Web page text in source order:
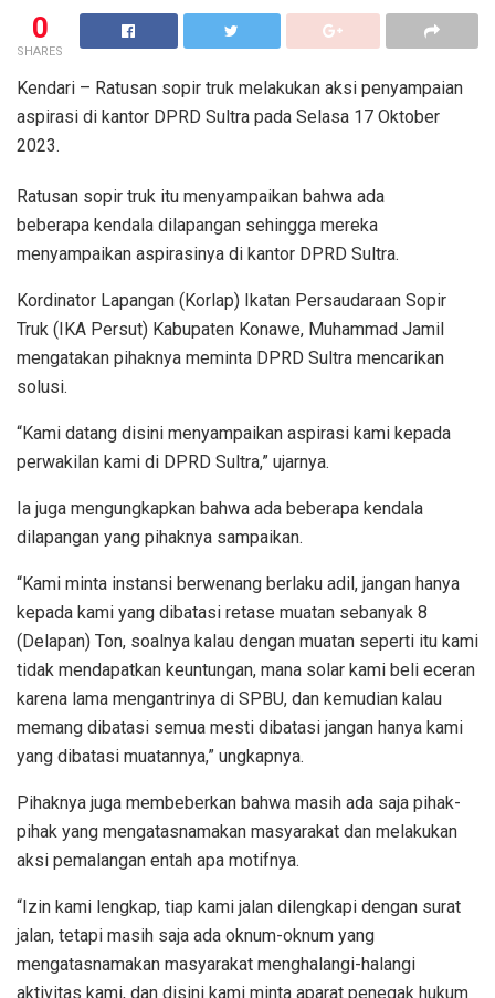
0
SHARES
Kendari – Ratusan sopir truk melakukan aksi penyampaian
aspirasi di kantor DPRD Sultra pada Selasa 17 Oktober
2023.
Ratusan sopir truk itu menyampaikan bahwa ada
beberapa kendala dilapangan sehingga mereka
menyampaikan aspirasinya di kantor DPRD Sultra.
Kordinator Lapangan (Korlap) Ikatan Persaudaraan Sopir
Truk (IKA Persut) Kabupaten Konawe, Muhammad Jamil
mengatakan pihaknya meminta DPRD Sultra mencarikan
solusi.
“Kami datang disini menyampaikan aspirasi kami kepada
perwakilan kami di DPRD Sultra,” ujarnya.
Ia juga mengungkapkan bahwa ada beberapa kendala
dilapangan yang pihaknya sampaikan.
“Kami minta instansi berwenang berlaku adil, jangan hanya
kepada kami yang dibatasi retase muatan sebanyak 8
(Delapan) Ton, soalnya kalau dengan muatan seperti itu kami
tidak mendapatkan keuntungan, mana solar kami beli eceran
karena lama mengantrinya di SPBU, dan kemudian kalau
memang dibatasi semua mesti dibatasi jangan hanya kami
yang dibatasi muatannya,” ungkapnya.
Pihaknya juga membeberkan bahwa masih ada saja pihak-
pihak yang mengatasnamakan masyarakat dan melakukan
aksi pemalangan entah apa motifnya.
“Izin kami lengkap, tiap kami jalan dilengkapi dengan surat
jalan, tetapi masih saja ada oknum-oknum yang
mengatasnamakan masyarakat menghalangi-halangi
aktivitas kami, dan disini kami minta aparat penegak hukum